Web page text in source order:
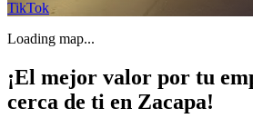
TikTok
Loading map...
¡El mejor valor por tu
cerca de ti en Zacapa!